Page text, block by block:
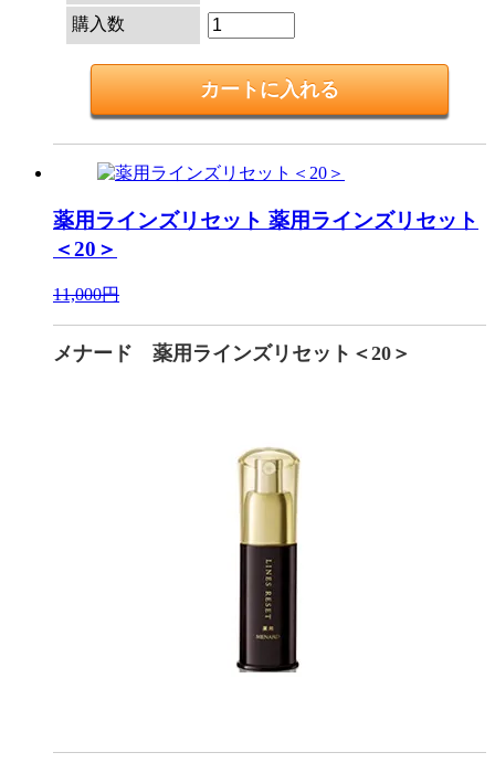
購入数
薬用ラインズリセット 薬用ラインズリセット
＜20＞
11,000円
メナード 薬用ラインズリセット＜20＞